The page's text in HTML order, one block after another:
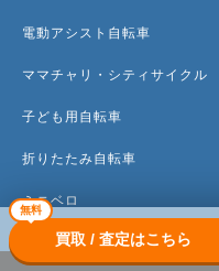
無料
買取 / 査定はこちら
電動アシスト自転車
ママチャリ・シティサイクル
子ども用自転車
折りたたみ自転車
ミニベロ